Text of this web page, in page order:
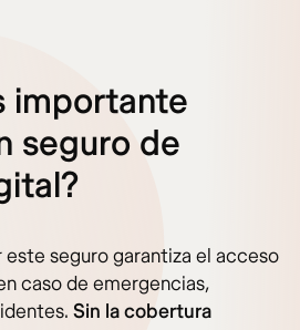
importante
seguro de
este seguro garantiza el acceso
caso de emergencias,
Sin la cobertura